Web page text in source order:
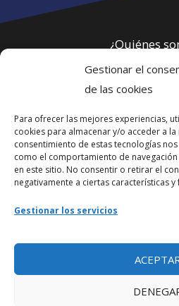
Gestionar el
de las cookies
Para ofrecer las mejores experiencias,
cookies para almacenar y/o acceder a
consentimiento de estas tecnologías
como el comportamiento de
en este sitio. No consentir o retirar el
negativamente a ciertas características y
Gestionar los servicios
¿Quiénes
Política de
Webmaster
Nuestro e-mail:
Ir al grupo de